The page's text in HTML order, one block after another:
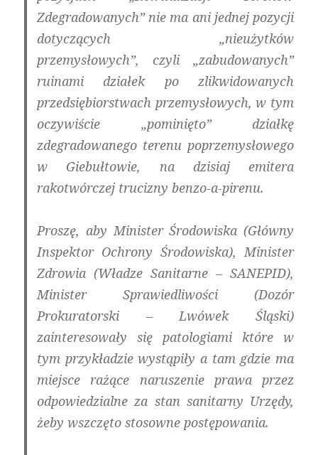
Zdegradowanych” nie ma ani jednej pozycji
dotyczących „nieużytków
przemysłowych”, czyli „zabudowanych”
ruinami działek po zlikwidowanych
przedsiębiorstwach przemysłowych, w tym
oczywiście „pominięto” działkę
zdegradowanego terenu poprzemysłowego
w Giebułtowie, na dzisiaj emitera
rakotwórczej trucizny benzo-a-pirenu.
Proszę, aby Minister Środowiska (Główny
Inspektor Ochrony Środowiska), Minister
Zdrowia (Władze Sanitarne – SANEPID),
Minister Sprawiedliwości (Dozór
Prokuratorski – Lwówek Śląski)
zainteresowały się patologiami które w
tym przykładzie wystąpiły a tam gdzie ma
miejsce rażące naruszenie prawa przez
odpowiedzialne za stan sanitarny Urzędy,
żeby wszczęto stosowne postępowania.